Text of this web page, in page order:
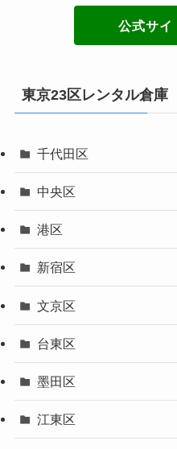
公式サイ
東京23区レンタル倉庫
千代田区
中央区
港区
新宿区
文京区
台東区
墨田区
江東区